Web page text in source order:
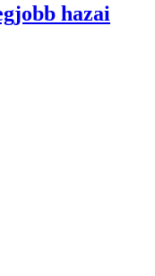
hazai